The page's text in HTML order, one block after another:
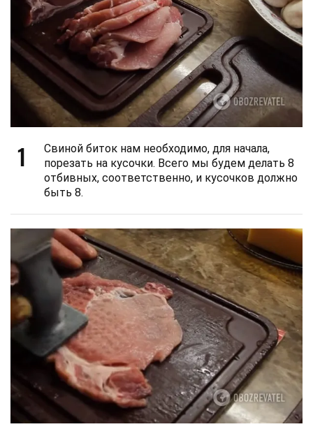
1
Свиной биток нам необходимо, для начала,
порезать на кусочки. Всего мы будем делать 8
отбивных, соответственно, и кусочков должно
быть 8.